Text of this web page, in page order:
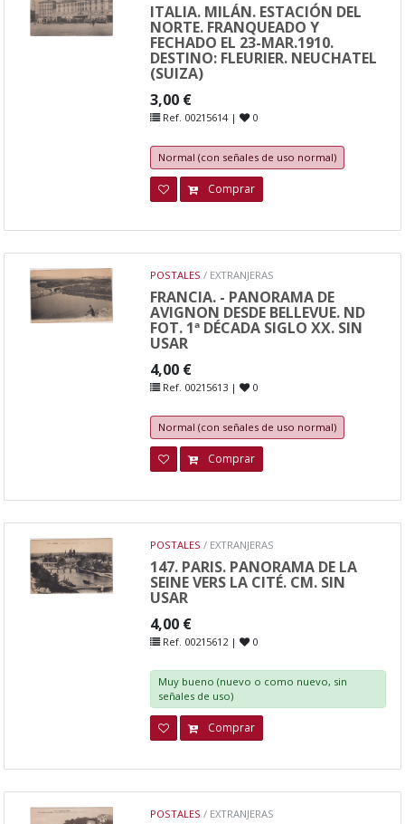
ITALIA. MILÁN. ESTACIÓN DEL
NORTE. FRANQUEADO Y
FECHADO EL 23-MAR.1910.
DESTINO: FLEURIER. NEUCHATEL
(SUIZA)
3,00 €
Ref. 00215614 | 0
Normal (con señales de uso normal)
Comprar
POSTALES / EXTRANJERAS
FRANCIA. - PANORAMA DE
AVIGNON DESDE BELLEVUE. ND
FOT. 1ª DÉCADA SIGLO XX. SIN
USAR
4,00 €
Ref. 00215613 | 0
Normal (con señales de uso normal)
Comprar
POSTALES / EXTRANJERAS
147. PARIS. PANORAMA DE LA
SEINE VERS LA CITÉ. CM. SIN
USAR
4,00 €
Ref. 00215612 | 0
Muy bueno (nuevo o como nuevo, sin
señales de uso)
Comprar
POSTALES / EXTRANJERAS